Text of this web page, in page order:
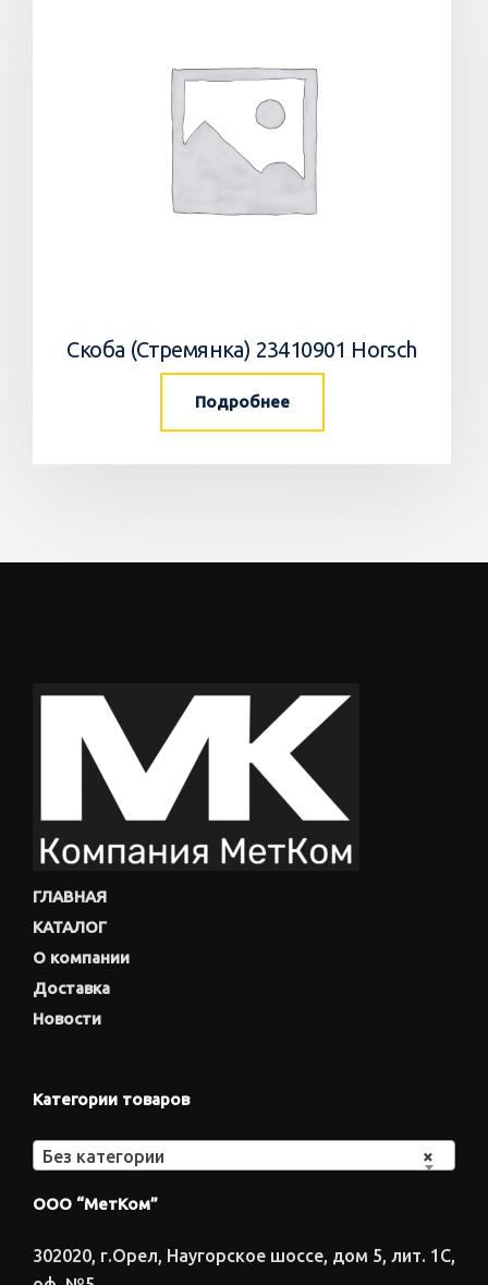
Скоба (Стремянка) 23410901 Horsch
Подробнее
ГЛАВНАЯ
КАТАЛОГ
О компании
Доставка
Новости
Категории товаров
×
Без категории
ООО “МетКом”
302020, г.Орел, Наугорское шоссе, дом 5, лит. 1С,